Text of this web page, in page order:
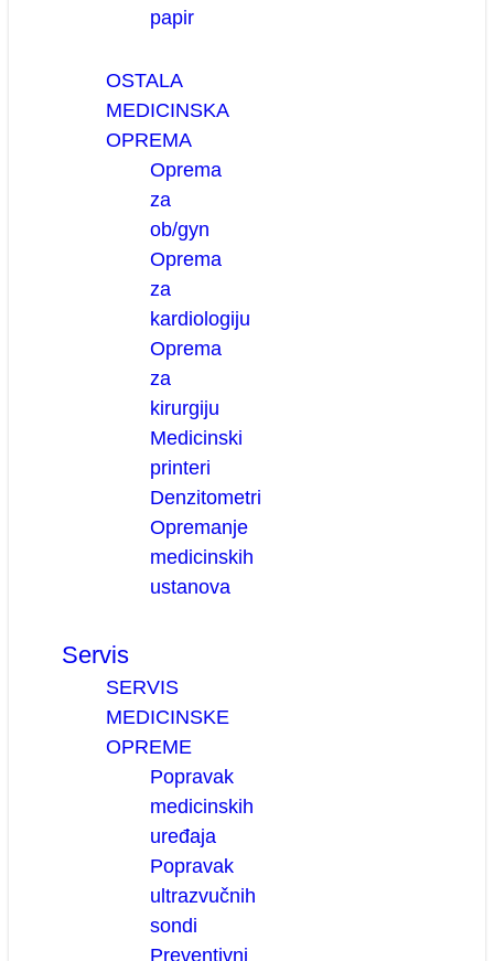
papir
OSTALA
MEDICINSKA
OPREMA
Oprema
za
ob/gyn
Oprema
za
kardiologiju
Oprema
za
kirurgiju
Medicinski
printeri
Denzitometri
Opremanje
medicinskih
ustanova
Servis
SERVIS
MEDICINSKE
OPREME
Popravak
medicinskih
uređaja
Popravak
ultrazvučnih
sondi
Preventivni